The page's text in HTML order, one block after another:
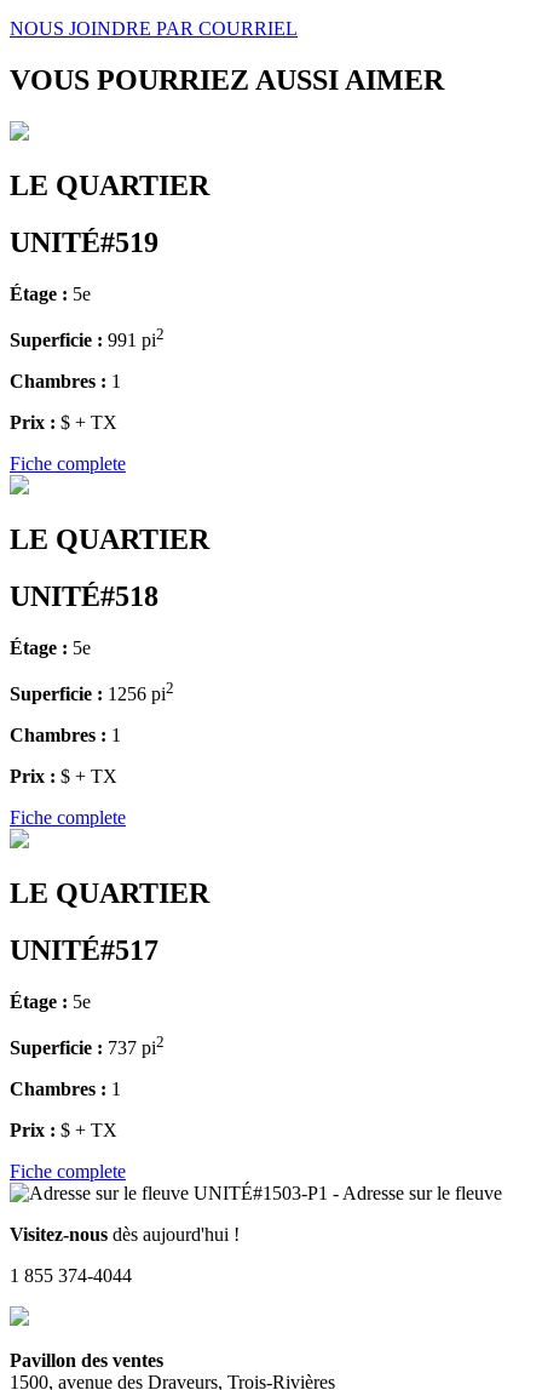
NOUS JOINDRE PAR COURRIEL
VOUS POURRIEZ AUSSI AIMER
LE QUARTIER
UNITÉ#519
Étage : 5e
Superficie : 991 pi2
Chambres : 1
Prix : $ + TX
Fiche complete
LE QUARTIER
UNITÉ#518
Étage : 5e
Superficie : 1256 pi2
Chambres : 1
Prix : $ + TX
Fiche complete
LE QUARTIER
UNITÉ#517
Étage : 5e
Superficie : 737 pi2
Chambres : 1
Prix : $ + TX
Fiche complete
Visitez-nous dès aujourd'hui !
1 855 374-4044
Pavillon des ventes
1500, avenue des Draveurs, Trois-Rivières